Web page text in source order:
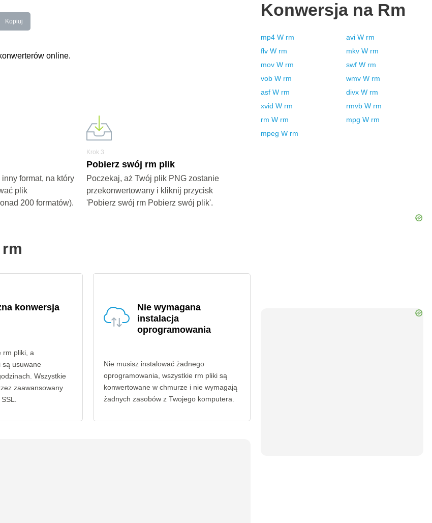
Kopiuj
online.
format, na który
plik
200 formatów).
Krok 3
Pobierz swój rm plik
Poczekaj, aż Twój plik PNG zostanie
przekonwertowany i kliknij przycisk
'Pobierz swój rm Pobierz swój plik'.
konwersja
rm pliki, a
są usuwane
Wszystkie
zaawansowany
Nie wymagana
instalacja
oprogramowania
Nie musisz instalować żadnego
oprogramowania, wszystkie rm pliki są
konwertowane w chmurze i nie wymagają
żadnych zasobów z Twojego komputera.
Konwersja na Rm
mp4 W rm avi W rm
flv W rm mkv W rm
mov W rm swf W rm
vob W rm wmv W rm
asf W rm divx W rm
xvid W rm rmvb W rm
rm W rm mpg W rm
mpeg W rm